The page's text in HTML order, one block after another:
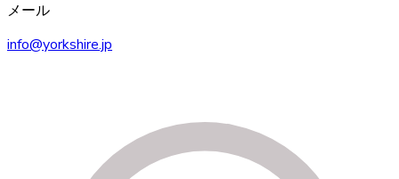
メール
info@yorkshire.jp